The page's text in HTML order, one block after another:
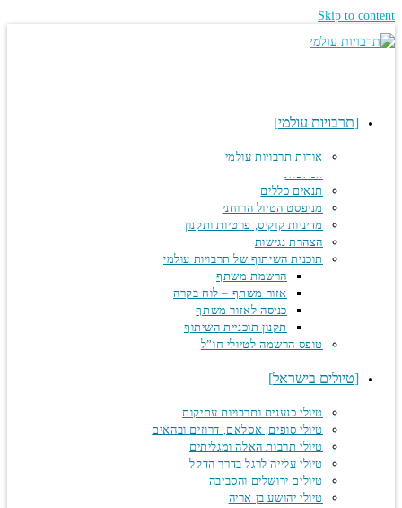
Skip to
תרבויות עולמי
אודות תרבויות עולמי
המלצות
תנאים כללים
מניפסט הטיול הרוחני
מדיניות קוקיס, פרטיות ותקנון
הצהרת נגישות
תוכנית השיתוף של תרבויות עולמי
הרשמת משתף
אזור משתף – לוח בקרה
כניסה לאזור משתף
תקנון תוכניית השיתוף
טופס הרשמה לטיולי חו”ל
טיולים בישראל
טיולי כנענים ותרבויות עתיקות
טיולי סופים, אסלאם, דרוזים ובהאים
טיולי תרבות האלה ומגליתים
טיולי עלייה לרגל בדרך הדקל
טיולים ירושלים והסביבה
טיולי יהושע בן אריה